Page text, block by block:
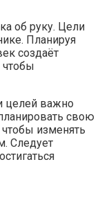
об руку. Цели
Планируя
создаёт
чтобы
целей важно
свою
изменять
Следует